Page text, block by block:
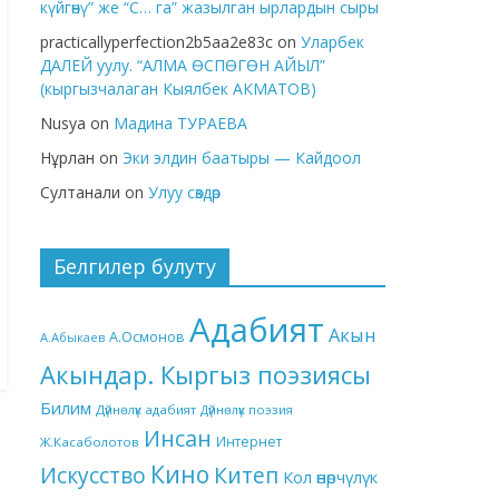
күйгөнү” же “С… га” жазылган ырлардын сыры
practicallyperfection2b5aa2e83c on Уларбек
ДАЛЕЙ уулу. “АЛМА ӨСПӨГӨН АЙЫЛ”
(кыргызчалаган Кыялбек АКМАТОВ)
Nusya on Мадина ТУРАЕВА
Нұрлан on Эки элдин баатыры — Кайдоол
Султанали on Улуу сөздөр
Белгилер булуту
А.Абыкаев А.Осмонов Адабият Акын
Акындар. Кыргыз поэзиясы
Билим Дүйнөлүк адабият Дүйнөлүк поэзия
Ж.Касаболотов Инсан Интернет
Искусство Кино Китеп Кол өнөрчүлүк